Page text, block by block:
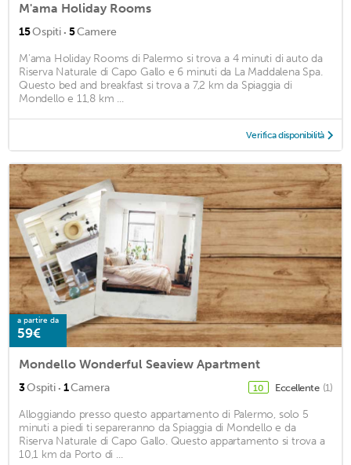
M'ama Holiday Rooms
15Ospiti · 5Camere
M'ama Holiday Rooms di Palermo si trova a 4 minuti di auto da
Riserva Naturale di Capo Gallo e 6 minuti da La Maddalena Spa.
Questo bed and breakfast si trova a 7,2 km da Spiaggia di
Mondello e 11,8 km ...
Verifica disponibilità
a partire da
59€
Mondello Wonderful Seaview Apartment
3Ospiti · 1Camera 10 Eccellente (1)
Alloggiando presso questo appartamento di Palermo, solo 5
minuti a piedi ti separeranno da Spiaggia di Mondello e da
Riserva Naturale di Capo Gallo. Questo appartamento si trova a
10,1 km da Porto di ...